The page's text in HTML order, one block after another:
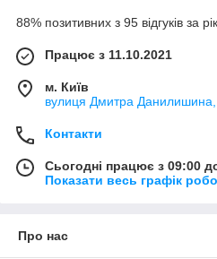
88% позитивних з 95 відгуків за рік
Працює з 11.10.2021
м. Київ
вулиця Дмитра Данилишина,
Контакти
Сьогодні працює з 09:00
Показати весь графік
Про нас